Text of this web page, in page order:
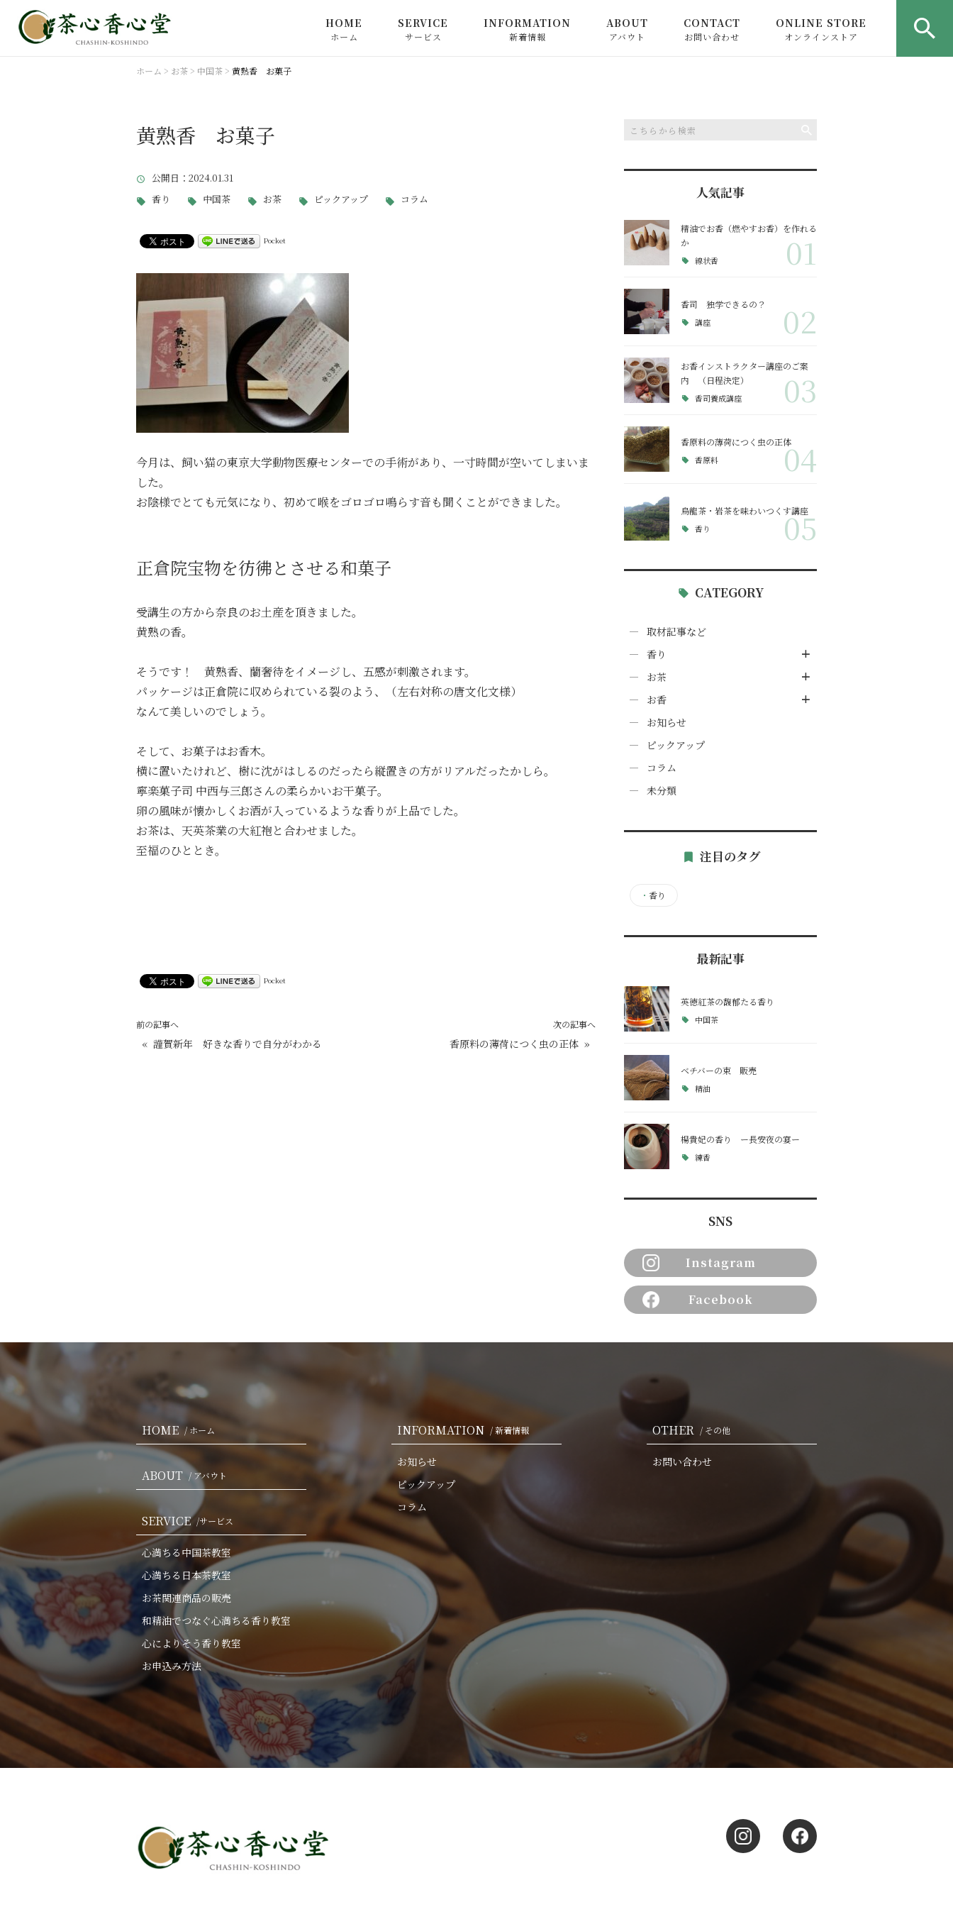
HOME
ホーム
SERVICE
サービス
和精油でつなぐ心満ちる
INFORMATION
新着情報
ABOUT
アバウト
CONTACT
お問い合わせ
ONLINE STORE
オンラインストア
ホーム > お茶 > 中国茶 > 黄熟香 お菓子
黄熟香 お菓子
公開日 ：2024.01.31
香り
中国茶 お茶 ピックアップ コラム
Pocket
今月は、飼い猫の東京大学動物医療センターでの手術があり、一寸時間が空いてしまいま
した。
お陰様でとても元気になり、初めて喉をゴロゴロ鳴らす音も聞くことができました。
正倉院宝物を彷彿とさせる和菓子
受講生の方から奈良のお土産を頂きました。
黄熟の香。
そうです！ 黄熟香、蘭奢待をイメージし、五感が刺激されます。
パッケージは正倉院に収められている裂のよう、（左右対称の唐文化文様）
なんて美しいのでしょう。
そして、お菓子はお香木。
横に置いたけれど、樹に沈がはしるのだったら縦置きの方がリアルだったかしら。
寧楽菓子司 中西与三郎さんの柔らかいお干菓子。
卵の風味が懐かしくお酒が入っているような香りが上品でした。
お茶は、天英茶業の大紅袍と合わせました。
至福のひととき。
Pocket
前の記事へ
« 謹賀新年 好きな香りで自分がわかる
次の記事へ
香原料の薄荷につく虫の正体 »
人気記事
精油でお香（燃やすお香）を作れる
か
線状香 01
香司 独学できるの？
講座 02
お香インストラクター講座のご案
内 （日程決定）
香司養成講座 03
香原料の薄荷につく虫の正体
香原料 04
烏龍茶・岩茶を味わいつくす講座
香り 05
CATEGORY
取材記事など
香り
お茶
お香
お知らせ
ピックアップ
コラム
未分類
注目のタグ
・ 香り
最新記事
英徳紅茶の馥郁たる香り
中国茶
ベチバーの束 販売
精油
楊貴妃の香り ー長安夜の宴ー
練香
SNS
Instagram
Facebook
HOME / ホーム
ABOUT / アバウト
SERVICE /サービス
心満ちる中国茶教室
心満ちる日本茶教室
お茶関連商品の販売
和精油でつなぐ心満ちる香り教室
心によりそう香り教室
お申込み方法
INFORMATION / 新着情報
お知らせ
ピックアップ
コラム
OTHER / その他
お問い合わせ